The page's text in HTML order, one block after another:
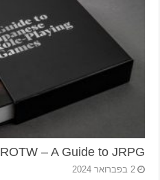
ROTW – A Guide to JRPG
2 בפברואר 2024